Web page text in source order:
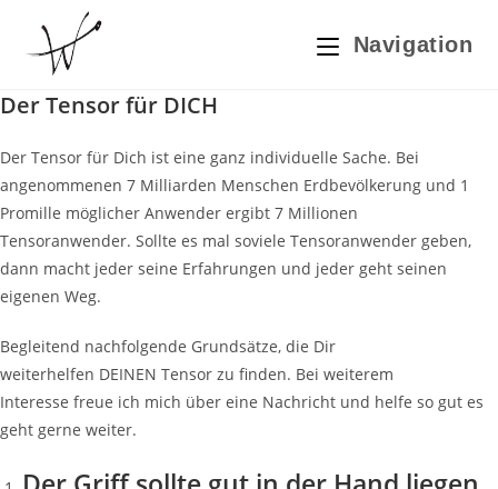
springen
Navigation
Der Tensor für DICH
Der Tensor für Dich ist eine ganz individuelle Sache. Bei
angenommenen 7 Milliarden Menschen Erdbevölkerung und 1
Promille möglicher Anwender ergibt 7 Millionen
Tensoranwender. Sollte es mal soviele Tensoranwender geben,
dann macht jeder seine Erfahrungen und jeder geht seinen
eigenen Weg.
Begleitend nachfolgende Grundsätze, die Dir
weiterhelfen DEINEN Tensor zu finden. Bei weiterem
Interesse freue ich mich über eine Nachricht und helfe so gut es
geht gerne weiter.